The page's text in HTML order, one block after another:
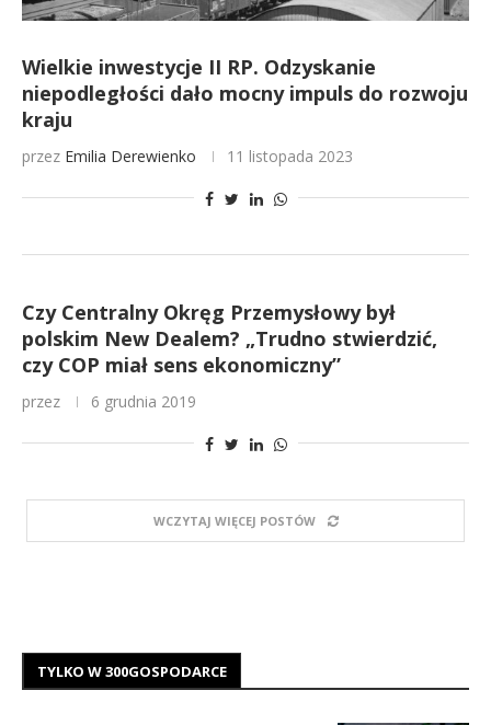
Wielkie inwestycje II RP. Odzyskanie
niepodległości dało mocny impuls do rozwoju
kraju
przez Emilia Derewienko 11 listopada 2023
Czy Centralny Okręg Przemysłowy był
polskim New Dealem? „Trudno stwierdzić,
czy COP miał sens ekonomiczny”
przez 6 grudnia 2019
WCZYTAJ WIĘCEJ POSTÓW
TYLKO W 300GOSPODARCE